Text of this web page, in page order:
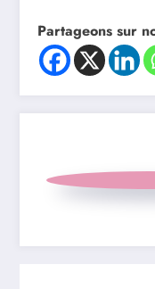
Partageons sur